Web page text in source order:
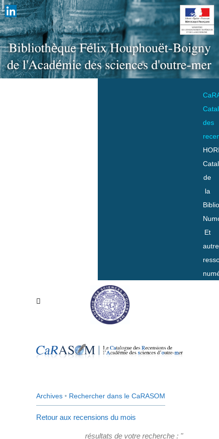
des
de
la
Et
Archives • Rechercher dans le CaRASOM
Retour aux recensions du mois
résultats de votre recherche : "